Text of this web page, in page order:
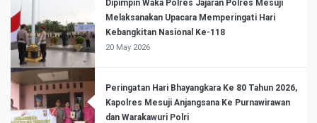
Dipimpin Waka Polres Jajaran Polres Mesuji
Melaksanakan Upacara Memperingati Hari
Kebangkitan Nasional Ke-118
20 May 2026
Peringatan Hari Bhayangkara Ke 80 Tahun 2026,
Kapolres Mesuji Anjangsana Ke Purnawirawan
dan Warakawuri Polri